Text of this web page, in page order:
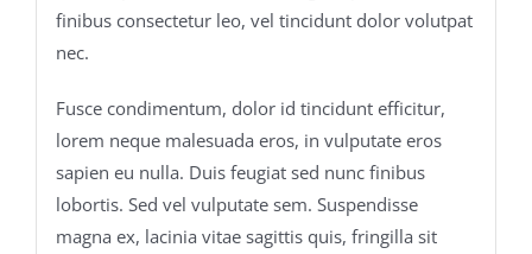
finibus consectetur leo, vel tincidunt dolor volutpat
nec.
Fusce condimentum, dolor id tincidunt efficitur,
lorem neque malesuada eros, in vulputate eros
sapien eu nulla. Duis feugiat sed nunc finibus
lobortis. Sed vel vulputate sem. Suspendisse
magna ex, lacinia vitae sagittis quis, fringilla sit